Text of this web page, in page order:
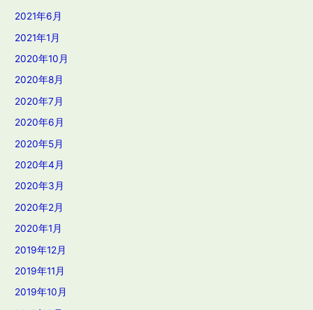
2021年6月
2021年1月
2020年10月
2020年8月
2020年7月
2020年6月
2020年5月
2020年4月
2020年3月
2020年2月
2020年1月
2019年12月
2019年11月
2019年10月